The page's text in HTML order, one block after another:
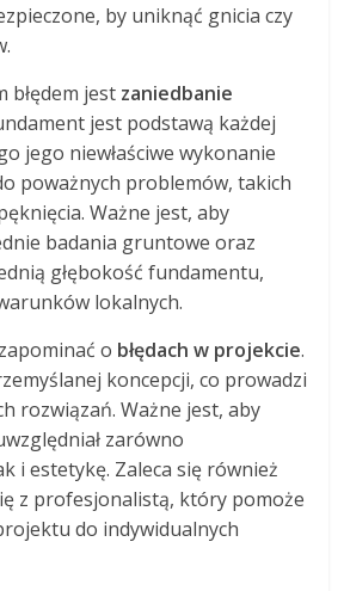
by uniknąć gnicia czy
błędem jest zaniedbanie
jest podstawą każdej
jego niewłaściwe wykonanie
poważnych problemów, takich
Ważne jest, aby
badania gruntowe oraz
głębokość fundamentu,
lokalnych.
o błędach w projekcie.
koncepcji, co prowadzi
rozwiązań. Ważne jest, aby
zarówno
i estetykę. Zaleca się również
z profesjonalistą, który pomoże
do indywidualnych